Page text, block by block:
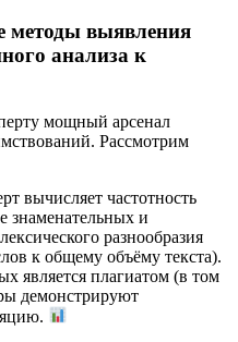
методы выявления
анализа к
мощный арсенал
Рассмотрим
вычисляет частотность
знаменательных и
разнообразия
к общему объёму текста).
является плагиатом (в том
демонстрируют